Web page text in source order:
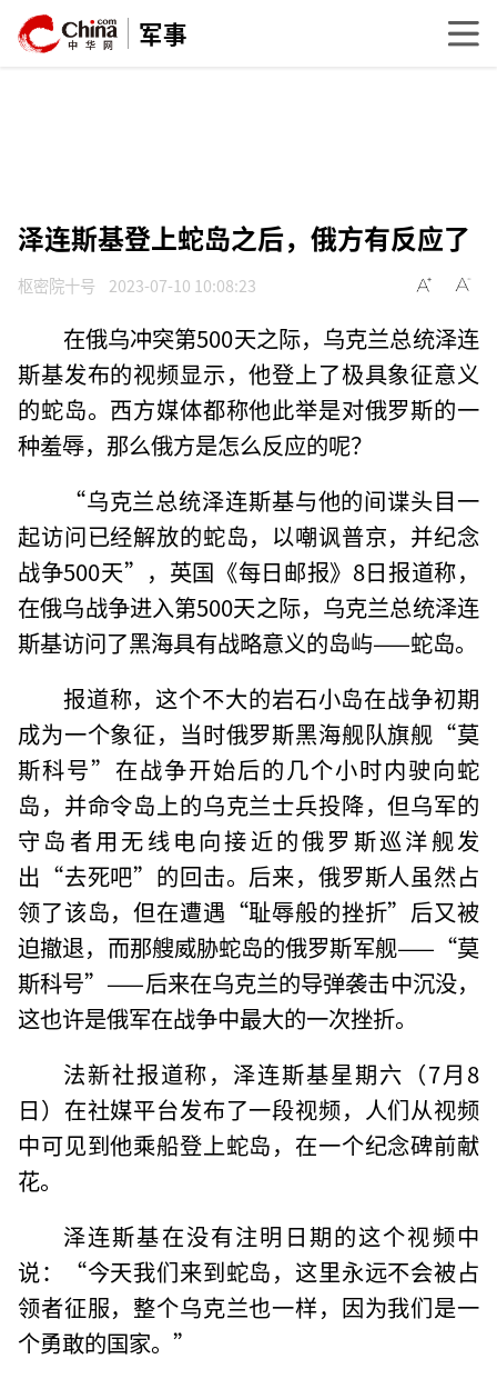
军事
泽连斯基登上蛇岛之后，俄方有反应了
枢密院十号 2023-07-10 10:08:23
在俄乌冲突第500天之际，乌克兰总统泽连
斯基发布的视频显示，他登上了极具象征意义
的蛇岛。西方媒体都称他此举是对俄罗斯的一
种羞辱，那么俄方是怎么反应的呢？
“乌克兰总统泽连斯基与他的间谍头目一
起访问已经解放的蛇岛，以嘲讽普京，并纪念
战争500天”，英国《每日邮报》8日报道称，
在俄乌战争进入第500天之际，乌克兰总统泽连
斯基访问了黑海具有战略意义的岛屿——蛇岛。
报道称，这个不大的岩石小岛在战争初期
成为一个象征，当时俄罗斯黑海舰队旗舰“莫
斯科号”在战争开始后的几个小时内驶向蛇
岛，并命令岛上的乌克兰士兵投降，但乌军的
守岛者用无线电向接近的俄罗斯巡洋舰发
出“去死吧”的回击。后来，俄罗斯人虽然占
领了该岛，但在遭遇“耻辱般的挫折”后又被
迫撤退，而那艘威胁蛇岛的俄罗斯军舰——“莫
斯科号”——后来在乌克兰的导弹袭击中沉没，
这也许是俄军在战争中最大的一次挫折。
法新社报道称，泽连斯基星期六（7月8
日）在社媒平台发布了一段视频，人们从视频
中可见到他乘船登上蛇岛，在一个纪念碑前献
花。
泽连斯基在没有注明日期的这个视频中
说：“今天我们来到蛇岛，这里永远不会被占
领者征服，整个乌克兰也一样，因为我们是一
个勇敢的国家。”